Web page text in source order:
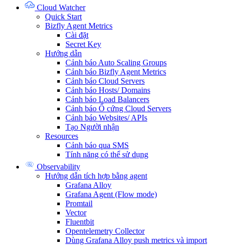
Cloud Watcher
Quick Start
Bizfly Agent Metrics
Cài đặt
Secret Key
Hướng dẫn
Cảnh báo Auto Scaling Groups
Cảnh báo Bizfly Agent Metrics
Cảnh báo Cloud Servers
Cảnh báo Hosts/ Domains
Cảnh báo Load Balancers
Cảnh báo Ổ cứng Cloud Servers
Cảnh báo Websites/ APIs
Tạo Người nhận
Resources
Cảnh báo qua SMS
Tính năng có thể sử dụng
Observability
Hướng dẫn tích hợp bằng agent
Grafana Alloy
Grafana Agent (Flow mode)
Promtail
Vector
Fluentbit
Opentelemetry Collector
Dùng Grafana Alloy push metrics và import